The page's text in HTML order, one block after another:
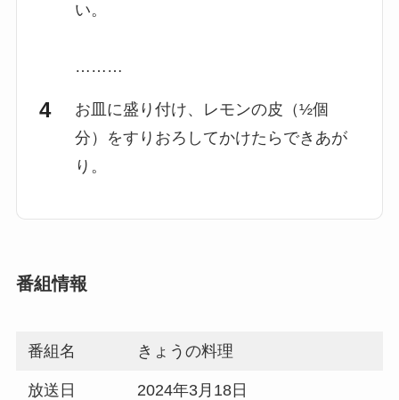
い。
………
お皿に盛り付け、レモンの皮（½個
分）をすりおろしてかけたらできあが
り。
番組情報
番組名 きょうの料理
放送日 2024年3月18日